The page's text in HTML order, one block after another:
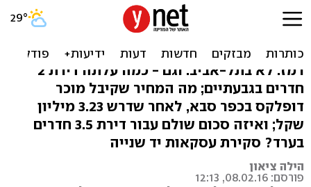
באיזו עיר תיירות עלתה דירה
רמז: לא בתל-אביב. וגם - כמה עלתה דירת 2
חדרים בגבעתיים; מה המחיר שקיבל מוכר
דופלקס בכפר סבא, לאחר שדרש 3.23 מיליון
שקל; ואיזה סכום שולם עבור דירת 3.5 חדרים
בערד? סקירת עסקאות יד שנייה
הילה ציאון
פורסם: 08.02.16, 12:13